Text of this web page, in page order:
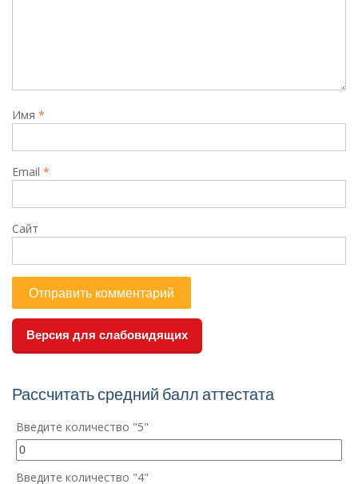
Имя *
Email *
Сайт
Версия для слабовидящих
Рассчитать средний балл аттестата
Введите количество "5"
Введите количество "4"